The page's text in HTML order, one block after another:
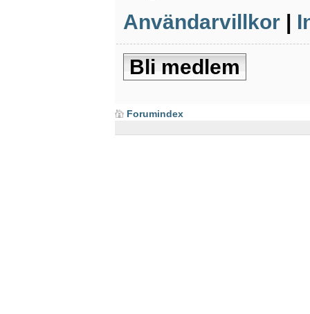
Användarvillkor |
Bli medlem
Forumindex